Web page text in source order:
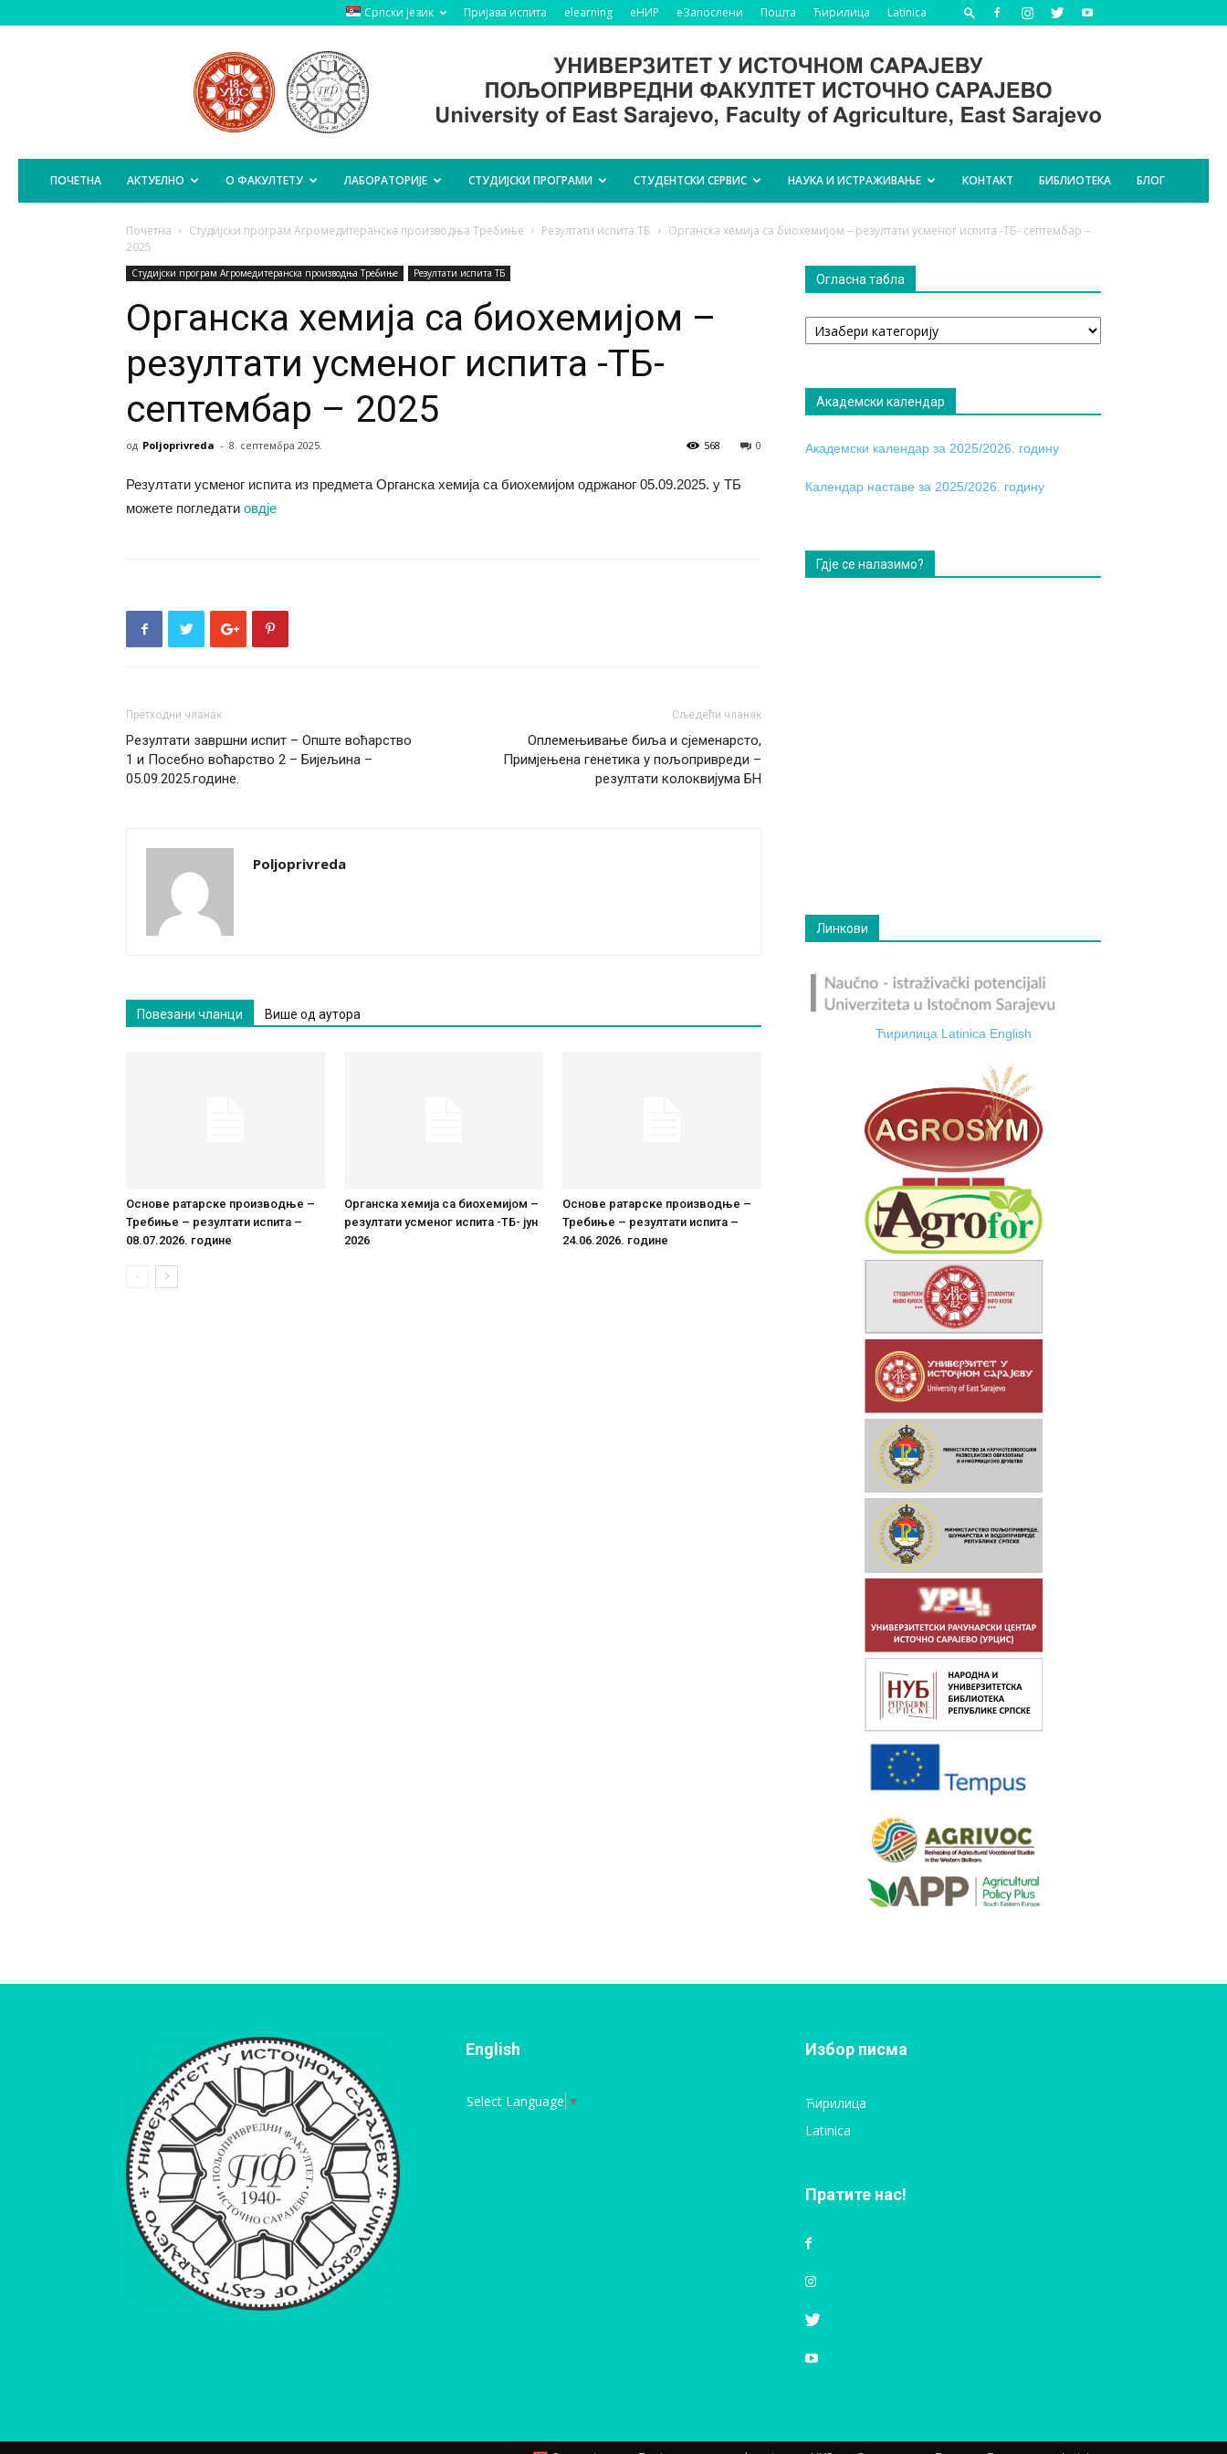
Српски језик Пријава испита elearning еНИР еЗапослени Пошта Ћирилица Latinica
Пољопривредни
Факултет
Источно
Сарајево
ПОЧЕТНА АКТУЕЛНО О ФАКУЛТЕТУ ЛАБОРАТОРИЈЕ СТУДИЈСКИ ПРОГРАМИ СТУДЕНТСКИ СЕРВИС НАУКА И ИСТРАЖИВАЊЕ КОНТАКТ БИБЛИОТЕКА БЛОГ
Почетна Студијски програм Агромедитеранска производња Требиње Резултати испита ТБ
Органска хемија са биохемијом – резултати усменог испита -ТБ- септембар –
2025
Студијски програм Агромедитеранска производња Требиње Резултати испита ТБ
Органска хемија са биохемијом –
резултати усменог испита -ТБ-
септембар – 2025
од Poljoprivreda - 8. септембра 2025. 0
568
Резултати усменог испита из предмета Органска хемија са биохемијом одржаног 05.09.2025. у ТБ
можете погледати овдје
Претходни чланак
Резултати завршни испит – Опште воћарство
1 и Посебно воћарство 2 – Бијељина –
05.09.2025.године.
Сљедећи чланак
Оплемењивање биља и сјеменарсто,
Примјењена генетика у пољопривреди –
резултати колоквијума БН
Poljoprivreda
Повезани чланци Више од аутора
Основе ратарске производње –
Требиње – резултати испита –
08.07.2026. године
Органска хемија са биохемијом –
резултати усменог испита -ТБ- јун
2026
Основе ратарске производње –
Требиње – резултати испита –
24.06.2026. године
Огласна табла
Огласна
табла
Академски календар
Академски календар за 2025/2026. годину
Календар наставе за 2025/2026. годину
Гдје се налазимо?
Линкови
Ћирилица Latinica English
English
Select Language ▼
Избор писма
Ћирилица
Latinica
Пратите нас!